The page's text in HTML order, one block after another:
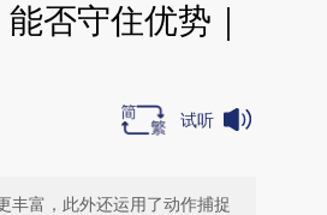
否守住优势｜
试听
丰富，此外还运用了动作捕捉